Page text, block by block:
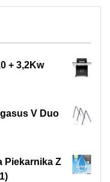
+ 3,2Kw
V Duo
Piekarnika Z